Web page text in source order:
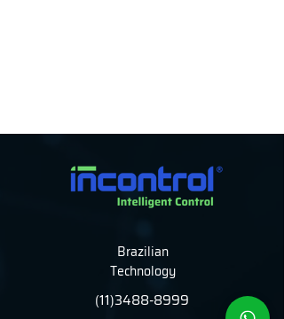
Brazilian
Technology
(11)3488-8999